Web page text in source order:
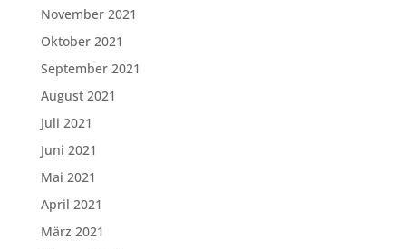
November 2021
Oktober 2021
September 2021
August 2021
Juli 2021
Juni 2021
Mai 2021
April 2021
März 2021